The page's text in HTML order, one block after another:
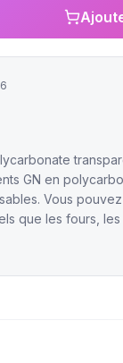
GN en
Vous
que les fours,